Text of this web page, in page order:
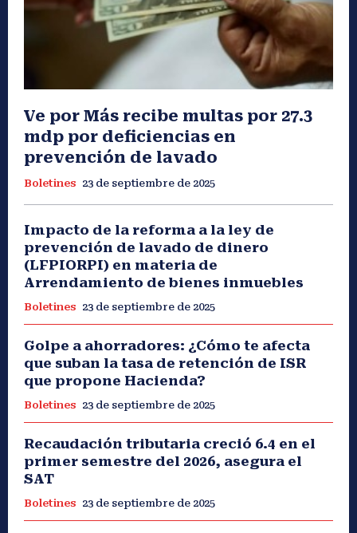
Ve por Más recibe multas por 27.3
mdp por deficiencias en
prevención de lavado
Boletines 23 de septiembre de 2025
Impacto de la reforma a la ley de
prevención de lavado de dinero
(LFPIORPI) en materia de
Arrendamiento de bienes inmuebles
Boletines 23 de septiembre de 2025
Golpe a ahorradores: ¿Cómo te afecta
que suban la tasa de retención de ISR
que propone Hacienda?
Boletines 23 de septiembre de 2025
Recaudación tributaria creció 6.4 en el
primer semestre del 2026, asegura el
SAT
Boletines 23 de septiembre de 2025